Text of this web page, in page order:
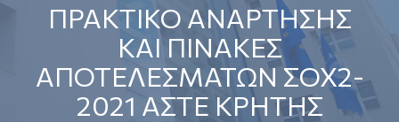
ΠΡΑΚΤΙΚΟ ΑΝΑΡΤΗΣΗΣ
ΚΑΙ ΠΙΝΑΚΕΣ
ΑΠΟΤΕΛΕΣΜΑΤΩΝ ΣΟΧ2-
2021 ΑΣΤΕ ΚΡΗΤΗΣ